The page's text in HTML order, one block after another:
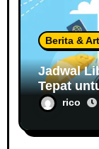
Berita &
Jadwal
Tepat
Liburan
rico